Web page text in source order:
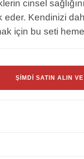
cinsel
eder. Kendinizi
için bu seti
ŞIMDI SATIN ALIN